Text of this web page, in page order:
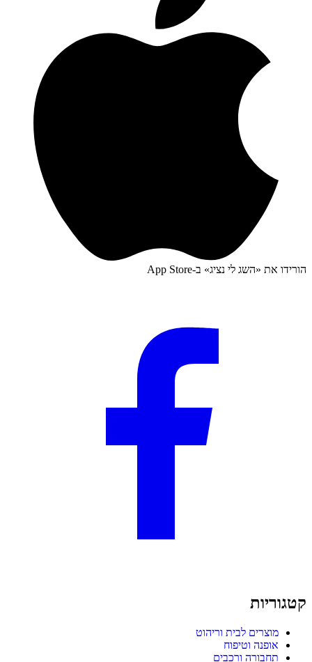
הורידו את «השג לי נציג» ב-App Store
קטגוריות
מוצרים לבית וריהוט
אופנה וטיפוח
תחבורה ורכבים